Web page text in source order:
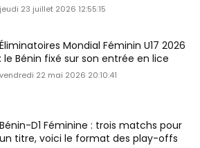
jeudi 23 juillet 2026 12:55:15
Éliminatoires Mondial Féminin U17 2026
: le Bénin fixé sur son entrée en lice
vendredi 22 mai 2026 20:10:41
Bénin-D1 Féminine : trois matchs pour
un titre, voici le format des play-offs